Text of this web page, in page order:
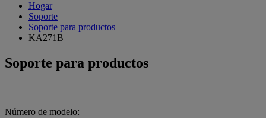
Hogar
Soporte
Soporte para productos
KA271B
Soporte para productos
Número de modelo: